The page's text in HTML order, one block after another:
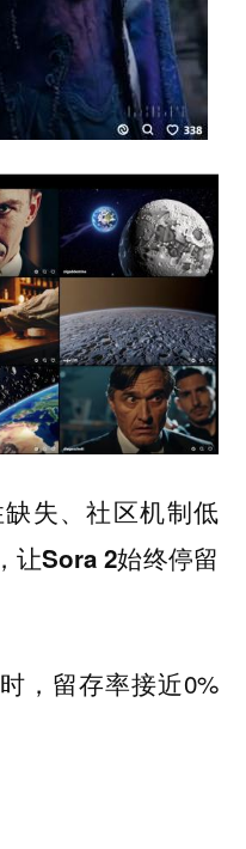
失、社区机制低
让Sora 2始终停留
，留存率接近0%